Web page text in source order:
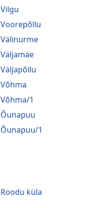
Vilgu
Voorepõllu
Välinurme
Väljamäe
Väljapõllu
Võhma
Võhma/1
Õunapuu
Õunapuu/1
Roodu küla